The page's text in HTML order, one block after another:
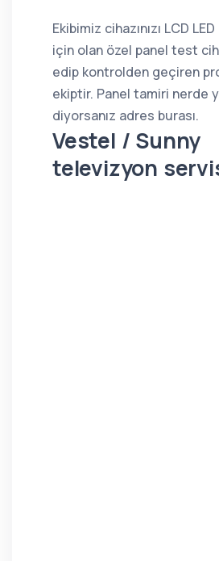
Ekibimiz cihazınızı LCD
için olan özel panel test
edip kontrolden geçiren
ekiptir. Panel tamiri nerde
diyorsanız adres burası.
Vestel / Sunny
televizyon